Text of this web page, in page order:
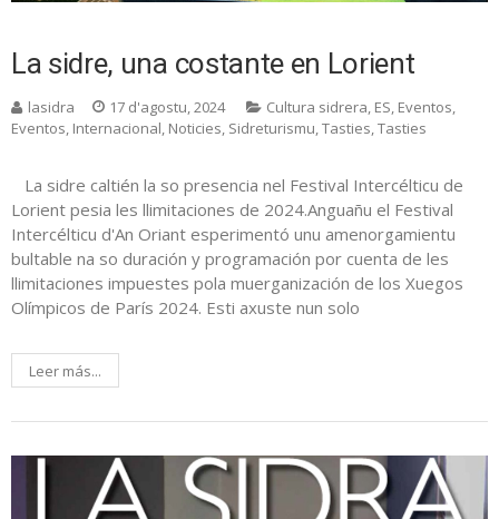
La sidre, una costante en Lorient
lasidra 17 d'agostu, 2024 Cultura sidrera ES Eventos
Eventos Internacional Noticies Sidreturismu Tasties Tasties
La sidre caltién la so presencia nel Festival Intercélticu de
Lorient pesia les llimitaciones de 2024.Anguañu el Festival
Intercélticu d'An Oriant esperimentó unu amenorgamientu
bultable na so duración y programación por cuenta de les
llimitaciones impuestes pola muerganización de los Xuegos
Olímpicos de París 2024. Esti axuste nun solo
Leer más...